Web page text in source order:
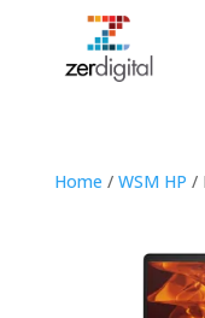
Home / WSM HP /